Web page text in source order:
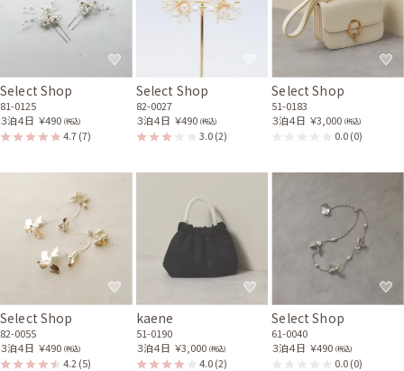
Select Shop
81-0125
３泊４日 ￥490 (税込)
4.7(7)
Select Shop
82-0027
３泊４日 ￥490 (税込)
3.0(2)
Select Shop
51-0183
３泊４日 ￥3,000 (税込)
0.0(0)
Select Shop
82-0055
３泊４日 ￥490 (税込)
4.2 (5)
kaene
51-0190
３泊４日 ￥3,000 (税込)
4.0(2)
Select Shop
61-0040
３泊４日 ￥490 (税込)
0.0(0)